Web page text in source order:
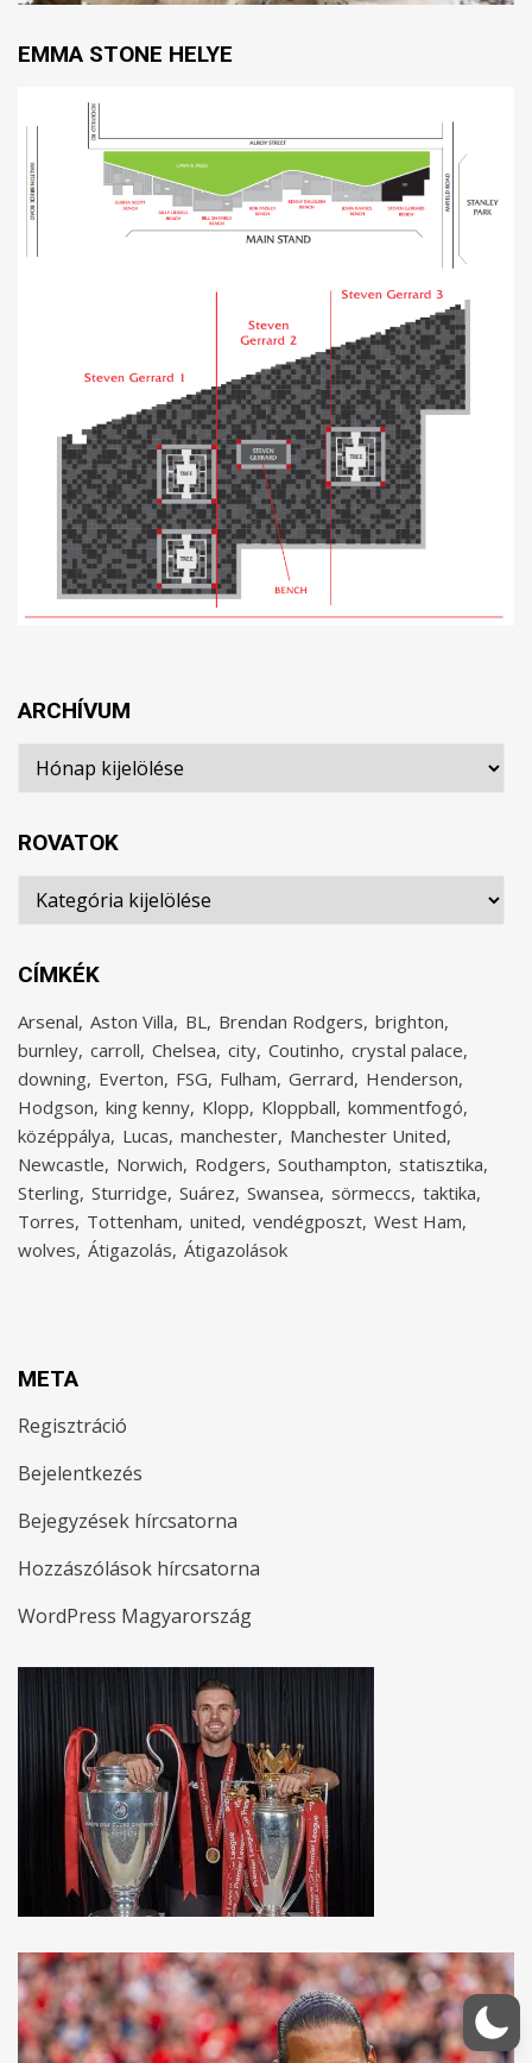
EMMA STONE HELYE
ARCHÍVUM
Archívum
ROVATOK
Rovatok
CÍMKÉK
Arsenal Aston Villa BL Brendan Rodgers brighton
burnley carroll Chelsea city Coutinho crystal palace
downing Everton FSG Fulham Gerrard Henderson
Hodgson king kenny Klopp Kloppball kommentfogó
középpálya Lucas manchester Manchester United
Newcastle Norwich Rodgers Southampton statisztika
Sterling Sturridge Suárez Swansea sörmeccs taktika
Torres Tottenham united vendégposzt West Ham
wolves Átigazolás Átigazolások
META
Regisztráció
Bejelentkezés
Bejegyzések hírcsatorna
Hozzászólások hírcsatorna
WordPress Magyarország